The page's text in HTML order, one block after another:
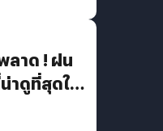
ลาด ! ฝน
าดูที่สุดใน